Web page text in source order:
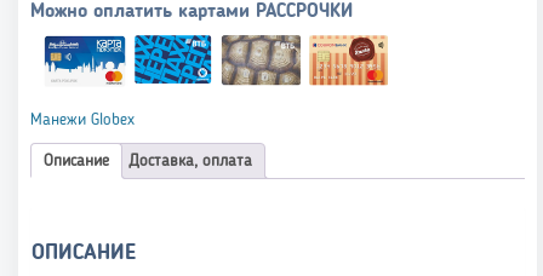
Можно оплатить картами РАССРОЧКИ
Манежи Globex
Описание Доставка, оплата
ОПИСАНИЕ